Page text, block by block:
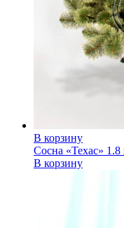
В корзину
Сосна «Техас» 1.8
В корзину